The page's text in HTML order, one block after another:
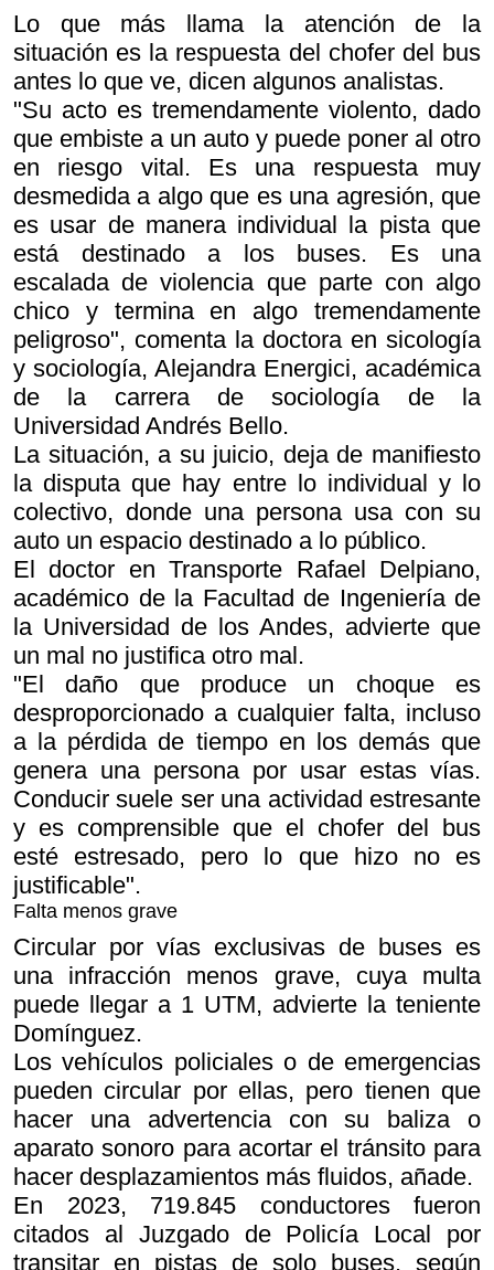
Lo que más llama la atención de la
situación es la respuesta del chofer del bus
antes lo que ve, dicen algunos analistas.
"Su acto es tremendamente violento, dado
que embiste a un auto y puede poner al otro
en riesgo vital. Es una respuesta muy
desmedida a algo que es una agresión, que
es usar de manera individual la pista que
está destinado a los buses. Es una
escalada de violencia que parte con algo
chico y termina en algo tremendamente
peligroso", comenta la doctora en sicología
y sociología, Alejandra Energici, académica
de la carrera de sociología de la
Universidad Andrés Bello.
La situación, a su juicio, deja de manifiesto
la disputa que hay entre lo individual y lo
colectivo, donde una persona usa con su
auto un espacio destinado a lo público.
El doctor en Transporte Rafael Delpiano,
académico de la Facultad de Ingeniería de
la Universidad de los Andes, advierte que
un mal no justifica otro mal.
"El daño que produce un choque es
desproporcionado a cualquier falta, incluso
a la pérdida de tiempo en los demás que
genera una persona por usar estas vías.
Conducir suele ser una actividad estresante
y es comprensible que el chofer del bus
esté estresado, pero lo que hizo no es
justificable".
Falta menos grave
Circular por vías exclusivas de buses es
una infracción menos grave, cuya multa
puede llegar a 1 UTM, advierte la teniente
Domínguez.
Los vehículos policiales o de emergencias
pueden circular por ellas, pero tienen que
hacer una advertencia con su baliza o
aparato sonoro para acortar el tránsito para
hacer desplazamientos más fluidos, añade.
En 2023, 719.845 conductores fueron
citados al Juzgado de Policía Local por
transitar en pistas de solo buses, según